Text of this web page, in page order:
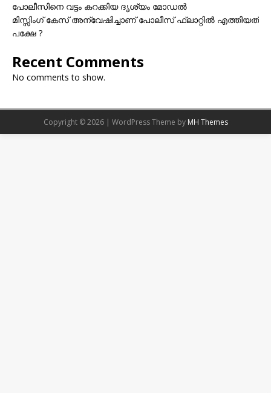
പോലീസിനെ വട്ടം കറക്കിയ ദൃശ്യം മോഡല്‍
മിസ്സിംഗ് കേസ് അന്വേഷിച്ചാണ് പോലീസ് ഫ്ലാറ്റിൽ എത്തിയത്
പക്ഷേ ?
Recent Comments
No comments to show.
Copyright © 2026 | WordPress Theme by MH Themes